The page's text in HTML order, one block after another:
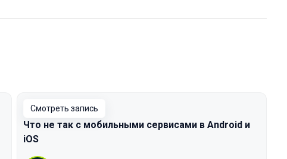
Смотреть запись
Что не так с мобильными сервисами в Android и
iOS